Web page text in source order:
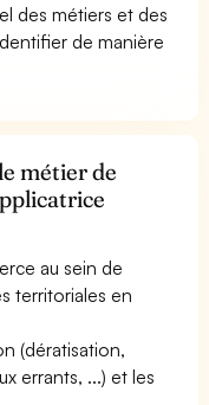
des métiers et des
de manière
métier de
au sein de
territoriales en
(dératisation,
errants, ...) et les